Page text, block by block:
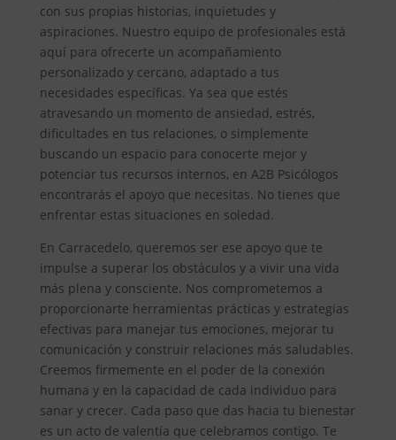
con sus propias historias, inquietudes y
aspiraciones. Nuestro equipo de profesionales está
aquí para ofrecerte un acompañamiento
personalizado y cercano, adaptado a tus
necesidades específicas. Ya sea que estés
atravesando un momento de ansiedad, estrés,
dificultades en tus relaciones, o simplemente
buscando un espacio para conocerte mejor y
potenciar tus recursos internos, en A2B Psicólogos
encontrarás el apoyo que necesitas. No tienes que
enfrentar estas situaciones en soledad.
En Carracedelo, queremos ser ese apoyo que te
impulse a superar los obstáculos y a vivir una vida
más plena y consciente. Nos comprometemos a
proporcionarte herramientas prácticas y estrategias
efectivas para manejar tus emociones, mejorar tu
comunicación y construir relaciones más saludables.
Creemos firmemente en el poder de la conexión
humana y en la capacidad de cada individuo para
sanar y crecer. Cada paso que das hacia tu bienestar
es un acto de valentía que celebramos contigo. Te